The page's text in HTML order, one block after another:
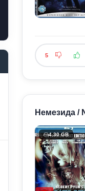
5
Немезида /
4.30 GB